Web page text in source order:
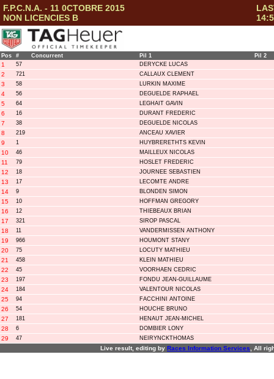
F.P.C.N.A. - 11 0CTOBRE 2015
NON LICENCIES B
Pos # Concurrent Pil 1 Pil 2
1 57 DERYCKE LUCAS
2 721 CALLAUX CLEMENT
3 58 LURKIN MAXIME
4 56 DEGUELDE RAPHAEL
5 64 LEGHAIT GAVIN
6 16 DURANT FREDERIC
7 38 DEGUELDE NICOLAS
8 219 ANCEAU XAVIER
9 1 HUYBRERETHTS KEVIN
10 46 MAILLEUX NICOLAS
11 79 HOSLET FREDERIC
12 18 JOURNEE SEBASTIEN
13 17 LECOMTE ANDRE
14 9 BLONDEN SIMON
15 10 HOFFMAN GREGORY
16 12 THIEBEAUX BRIAN
17 321 SIROP PASCAL
18 11 VANDERMISSEN ANTHONY
19 966 HOUMONT STANY
20 75 LOCUTY MATHIEU
21 458 KLEIN MATHIEU
22 45 VOORHAEN CEDRIC
23 197 FONDU JEAN-GUILLAUME
24 184 VALENTOUR NICOLAS
25 94 FACCHINI ANTOINE
26 54 HOUCHE BRUNO
27 181 HENAUT JEAN-MICHEL
28 6 DOMBIER LONY
29 47 NEIRYNCKTHOMAS
Live result, editing by Races Information Services , All